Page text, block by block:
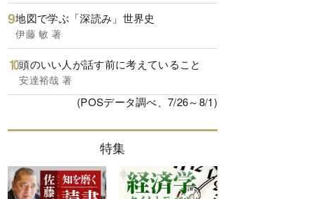
地図で学ぶ「深読み」世界史
伊藤 敏 著
頭のいい人が話す前に考えていること
安達裕哉 著
(POSデータ調べ、7/26～8/1)
特集